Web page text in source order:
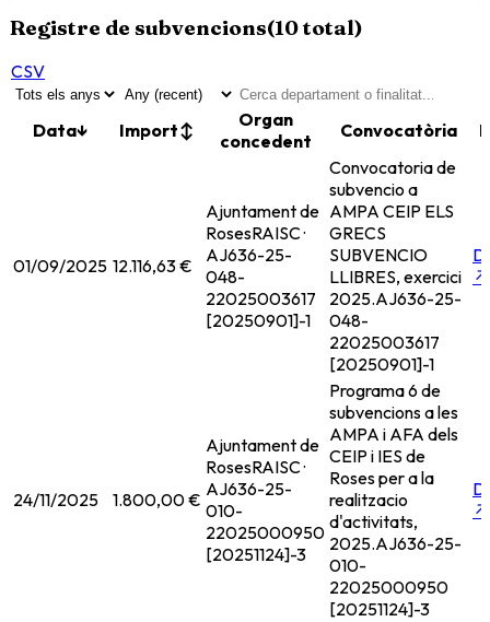
Registre de subvencions(10total)
CSV
Data↓ Import↕
Organ
concedent
Convocatòria
01/09/2025 12.116,63 €
Ajuntament de
RosesRAISC ·
AJ636-25-
048-
22025003617
[20250901]-1
Convocatoria de
subvencio a
AMPA CEIP ELS
GRECS
SUBVENCIO
LLIBRES, exercici
2025.AJ636-25-
048-
22025003617
[20250901]-1
↗
24/11/2025 1.800,00 €
Ajuntament de
RosesRAISC ·
AJ636-25-
010-
22025000950
[20251124]-3
Programa 6 de
subvencions a les
AMPA i AFA dels
CEIP i IES de
Roses per a la
realitzacio
d'activitats,
2025.AJ636-25-
010-
22025000950
[20251124]-3
↗